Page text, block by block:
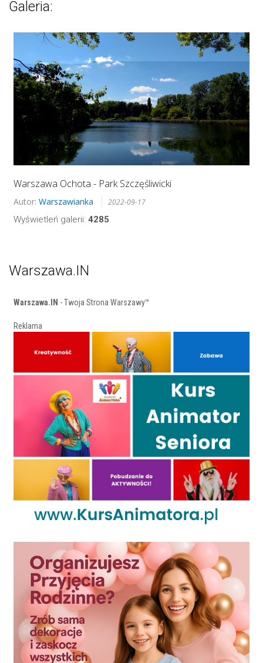
Galeria:
Warszawa Ochota - Park Szczęśliwicki
Autor: Warszawianka 2022-09-17
Wyświetleń galerii: 4285
Warszawa.IN
Warszawa.IN - Twoja Strona Warszawy™
Reklama